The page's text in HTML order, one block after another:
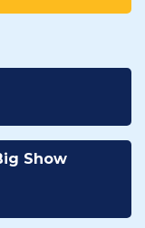
Show